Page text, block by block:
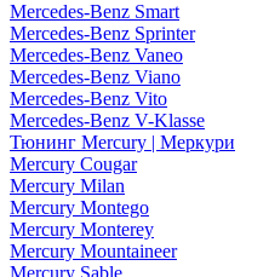
Mercedes-Benz Smart
Mercedes-Benz Sprinter
Mercedes-Benz Vaneo
Mercedes-Benz Viano
Mercedes-Benz Vito
Mercedes-Benz V-Klasse
Тюнинг Mercury | Меркури
Mercury Cougar
Mercury Milan
Mercury Montego
Mercury Monterey
Mercury Mountaineer
Mercury Sable